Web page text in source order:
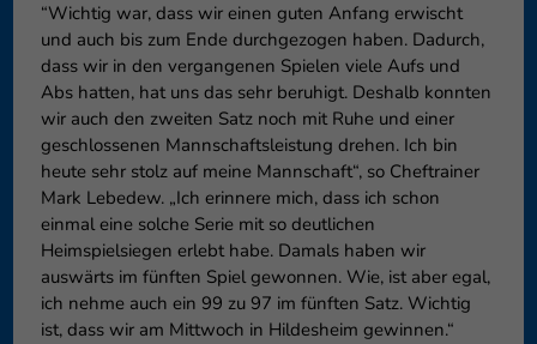
“Wichtig war, dass wir einen guten Anfang erwischt
und auch bis zum Ende durchgezogen haben. Dadurch,
dass wir in den vergangenen Spielen viele Aufs und
Abs hatten, hat uns das sehr beruhigt. Deshalb konnten
wir auch den zweiten Satz noch mit Ruhe und einer
geschlossenen Mannschaftsleistung drehen. Ich bin
heute sehr stolz auf meine Mannschaft“, so Cheftrainer
Mark Lebedew. „Ich erinnere mich, dass ich schon
einmal eine solche Serie mit so deutlichen
Heimspielsiegen erlebt habe. Damals haben wir
auswärts im fünften Spiel gewonnen. Wie, ist aber egal,
ich nehme auch ein 99 zu 97 im fünften Satz. Wichtig
ist, dass wir am Mittwoch in Hildesheim gewinnen.“